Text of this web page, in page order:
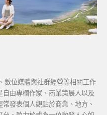
數位媒體與社群經營等相關工作
由專欄作家、商業策展人以及
發表個人觀點於商業、地方、